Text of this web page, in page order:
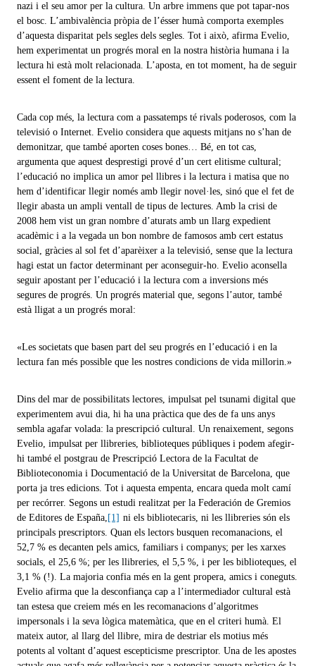
nazi i el seu amor per la cultura. Un arbre immens que pot tapar-nos
el bosc. L’ambivalència pròpia de l’ésser humà comporta exemples
d’aquesta disparitat pels segles dels segles. Tot i això, afirma Evelio,
hem experimentat un progrés moral en la nostra història humana i la
lectura hi està molt relacionada. L’aposta, en tot moment, ha de seguir
essent el foment de la lectura.
Cada cop més, la lectura com a passatemps té rivals poderosos, com la
televisió o Internet. Evelio considera que aquests mitjans no s’han de
demonitzar, que també aporten coses bones… Bé, en tot cas,
argumenta que aquest desprestigi prové d’un cert elitisme cultural;
l’educació no implica un amor pel llibres i la lectura i matisa que no
hem d’identificar llegir només amb llegir novel·les, sinó que el fet de
llegir abasta un ampli ventall de tipus de lectures. Amb la crisi de
2008 hem vist un gran nombre d’aturats amb un llarg expedient
acadèmic i a la vegada un bon nombre de famosos amb cert estatus
social, gràcies al sol fet d’aparèixer a la televisió, sense que la lectura
hagi estat un factor determinant per aconseguir-ho. Evelio aconsella
seguir apostant per l’educació i la lectura com a inversions més
segures de progrés. Un progrés material que, segons l’autor, també
està lligat a un progrés moral:
«Les societats que basen part del seu progrés en l’educació i en la
lectura fan més possible que les nostres condicions de vida millorin.»
Dins del mar de possibilitats lectores, impulsat pel tsunami digital que
experimentem avui dia, hi ha una pràctica que des de fa uns anys
sembla agafar volada: la prescripció cultural. Un renaixement, segons
Evelio, impulsat per llibreries, biblioteques públiques i podem afegir-
hi també el postgrau de Prescripció Lectora de la Facultat de
Biblioteconomia i Documentació de la Universitat de Barcelona, que
porta ja tres edicions. Tot i aquesta empenta, encara queda molt camí
per recórrer. Segons un estudi realitzat per la Federación de Gremios
de Editores de España, [1] ni els bibliotecaris, ni les llibreries són els
principals prescriptors. Quan els lectors busquen recomanacions, el
52,7 % es decanten pels amics, familiars i companys; per les xarxes
socials, el 25,6 %; per les llibreries, el 5,5 %, i per les biblioteques, el
3,1 % (!). La majoria confia més en la gent propera, amics i coneguts.
Evelio afirma que la desconfiança cap a l’intermediador cultural està
tan estesa que creiem més en les recomanacions d’algoritmes
impersonals i la seva lògica matemàtica, que en el criteri humà. El
mateix autor, al llarg del llibre, mira de destriar els motius més
potents al voltant d’aquest escepticisme prescriptor. Una de les apostes